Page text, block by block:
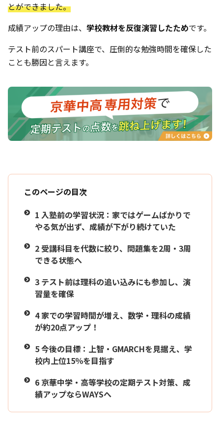
とができました。
成績アップの理由は、 学校教材を反復演習したためです。
テスト前のスパート講座で、圧倒的な勉強時間を確保した
ことも勝因と言えます。
このページの目次
1 入塾前の学習状況：家ではゲームばかりで
やる気が出ず、成績が下がり続けていた
2 受講科目を代数に絞り、問題集を2周・3周
できる状態へ
3 テスト前は理科の追い込みにも参加し、演
習量を確保
4家での学習時間が増え、数学・理科の成績
が約20点アップ！
5今後の目標：上智・GMARCHを見据え、学
校内上位15％を目指す
6京華中学・高等学校の定期テスト対策、成
績アップならWAYSへ